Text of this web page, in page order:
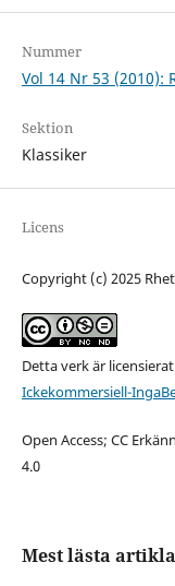
Nummer
Vol 14 Nr 53 (2010):
Sektion
Klassiker
Licens
Copyright (c) 2025
Detta verk är
Ickekommersiell-
Open Access; CC
4.0
Mest lästa